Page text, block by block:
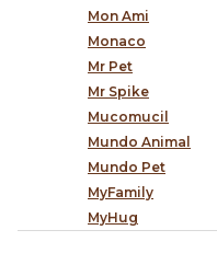
Mon Ami
Monaco
Mr Pet
Mr Spike
Mucomucil
Mundo Animal
Mundo Pet
MyFamily
MyHug